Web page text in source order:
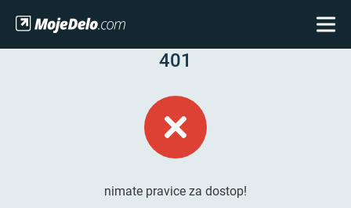
401
nimate pravice za dostop!